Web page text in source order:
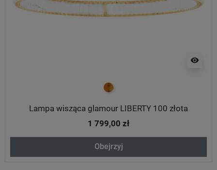
visibility
złoty
Lampa wisząca glamour LIBERTY 100 złota
1 799,00 zł
Obejrzyj